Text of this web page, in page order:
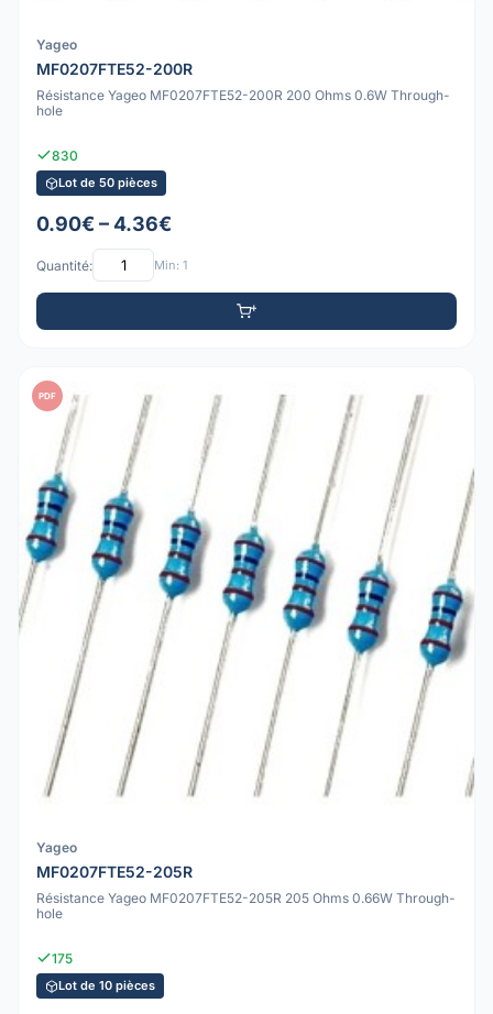
Yageo
MF0207FTE52-200R
Résistance Yageo MF0207FTE52-200R 200 Ohms 0.6W Through-
hole
830
Lot de 50 pièces
0.90€ – 4.36€
Quantité: Min: 1
PDF
Yageo
MF0207FTE52-205R
Résistance Yageo MF0207FTE52-205R 205 Ohms 0.66W Through-
hole
175
Lot de 10 pièces